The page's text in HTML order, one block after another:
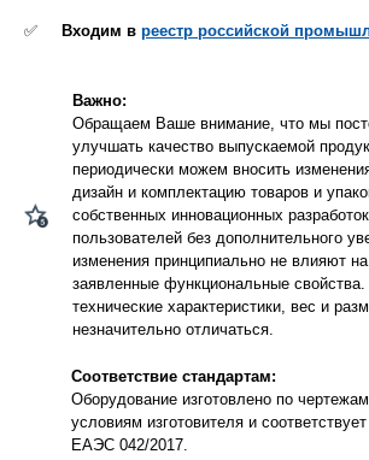
✅ Входим в реестр российской
Важно:
Обращаем Ваше внимание, что мы
улучшать качество выпускаемой
периодически можем вносить
дизайн и комплектацию товаров и
собственных инновационных
пользователей без дополнительного
изменения принципиально не влияют
заявленные функциональные свойства.
технические характеристики, вес и
незначительно отличаться.
Соответствие стандартам:
Оборудование изготовлено по
условиям изготовителя и
ЕАЭС 042/2017.